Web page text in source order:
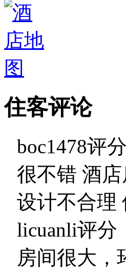
住客评论
boc1478评
很不错 酒
设计不合理
licuanli评分
房间很大，